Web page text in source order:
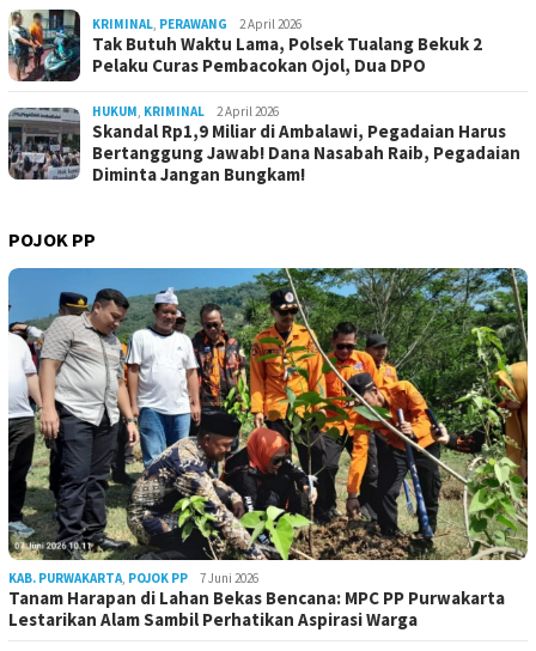
KRIMINAL, PERAWANG 2 April 2026
Tak Butuh Waktu Lama, Polsek Tualang Bekuk 2
Pelaku Curas Pembacokan Ojol, Dua DPO
HUKUM, KRIMINAL 2 April 2026
Skandal Rp1,9 Miliar di Ambalawi, Pegadaian Harus
Bertanggung Jawab! Dana Nasabah Raib, Pegadaian
Diminta Jangan Bungkam!
POJOK PP
KAB. PURWAKARTA, POJOK PP 7 Juni 2026
Tanam Harapan di Lahan Bekas Bencana: MPC PP Purwakarta
Lestarikan Alam Sambil Perhatikan Aspirasi Warga